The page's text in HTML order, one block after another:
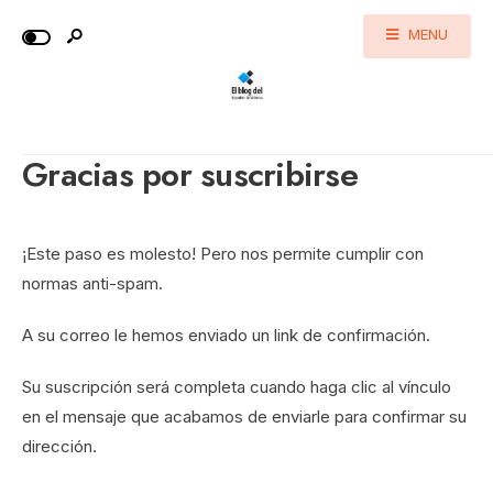
MENU
Gracias por suscribirse
¡Este paso es molesto! Pero nos permite cumplir con
normas anti-spam.
A su correo le hemos enviado un link de confirmación.
Su suscripción será completa cuando haga clic al vínculo
en el mensaje que acabamos de enviarle para confirmar su
dirección.